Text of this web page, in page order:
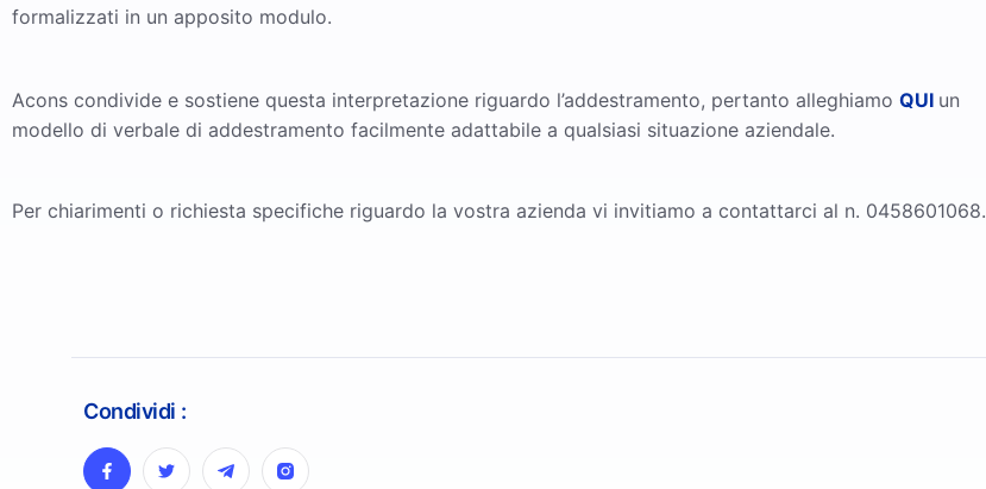
formalizzati in un apposito modulo.
Acons condivide e sostiene questa interpretazione riguardo l’addestramento, pertanto alleghiamo QUI un
modello di verbale di addestramento facilmente adattabile a qualsiasi situazione aziendale.
Per chiarimenti o richiesta specifiche riguardo la vostra azienda vi invitiamo a contattarci al n. 0458601068.
Condividi :